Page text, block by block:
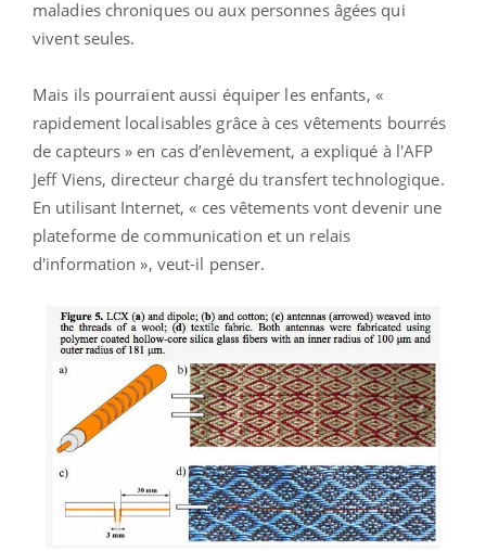
maladies chroniques ou aux personnes âgées qui
vivent seules.
Mais ils pourraient aussi équiper les enfants, «
rapidement localisables grâce à ces vêtements bourrés
de capteurs » en cas d’enlèvement, a expliqué à l'AFP
Jeff Viens, directeur chargé du transfert technologique.
En utilisant Internet, « ces vêtements vont devenir une
plateforme de communication et un relais
d'information », veut-il penser.